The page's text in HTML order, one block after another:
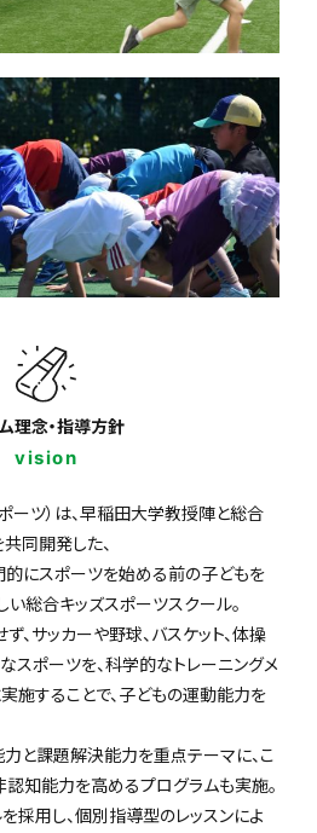
理念・指導方針
vision
ーツ）は、早稲田大学教授陣と総合
同開発した、
にスポーツを始める前の子どもを
総合キッズスポーツスクール。
、サッカーや野球、バスケット、体操
スポーツを、科学的なトレーニングメ
施することで、子どもの運動能力を
力と課題解決能力を重点テーマに、こ
知能力を高めるプログラムも実施。
採用し、個別指導型のレッスンによ